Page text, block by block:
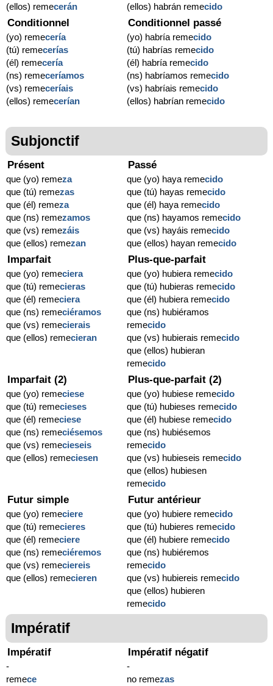
(ellos) remecerán
(ellos) habrán remecido
Conditionnel
(yo) remecería
(tú) remecerías
(él) remecería
(ns) remeceríamos
(vs) remeceríais
(ellos) remecerían
Conditionnel passé
(yo) habría remecido
(tú) habrías remecido
(él) habría remecido
(ns) habríamos remecido
(vs) habríais remecido
(ellos) habrían remecido
Subjonctif
Présent
que (yo) remeza
que (tú) remezas
que (él) remeza
que (ns) remezamos
que (vs) remezáis
que (ellos) remezan
Passé
que (yo) haya remecido
que (tú) hayas remecido
que (él) haya remecido
que (ns) hayamos remecido
que (vs) hayáis remecido
que (ellos) hayan remecido
Imparfait
que (yo) remeciera
que (tú) remecieras
que (él) remeciera
que (ns) remeciéramos
que (vs) remecierais
que (ellos) remecieran
Plus-que-parfait
que (yo) hubiera remecido
que (tú) hubieras remecido
que (él) hubiera remecido
que (ns) hubiéramos
remecido
que (vs) hubierais remecido
que (ellos) hubieran
remecido
Imparfait (2)
que (yo) remeciese
que (tú) remecieses
que (él) remeciese
que (ns) remeciésemos
que (vs) remecieseis
que (ellos) remeciesen
Plus-que-parfait (2)
que (yo) hubiese remecido
que (tú) hubieses remecido
que (él) hubiese remecido
que (ns) hubiésemos
remecido
que (vs) hubieseis remecido
que (ellos) hubiesen
remecido
Futur simple
que (yo) remeciere
que (tú) remecieres
que (él) remeciere
que (ns) remeciéremos
que (vs) remeciereis
que (ellos) remecieren
Futur antérieur
que (yo) hubiere remecido
que (tú) hubieres remecido
que (él) hubiere remecido
que (ns) hubiéremos
remecido
que (vs) hubiereis remecido
que (ellos) hubieren
remecido
Impératif
Impératif
-
remece
Impératif négatif
-
no remezas